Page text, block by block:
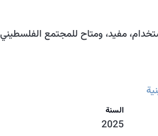
مفيد، ومتاح للمجتمع الفلسطيني
السنة
2025